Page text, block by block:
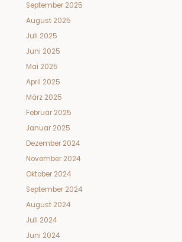
September 2025
August 2025
Juli 2025
Juni 2025
Mai 2025
April 2025
März 2025
Februar 2025
Januar 2025
Dezember 2024
November 2024
Oktober 2024
September 2024
August 2024
Juli 2024
Juni 2024